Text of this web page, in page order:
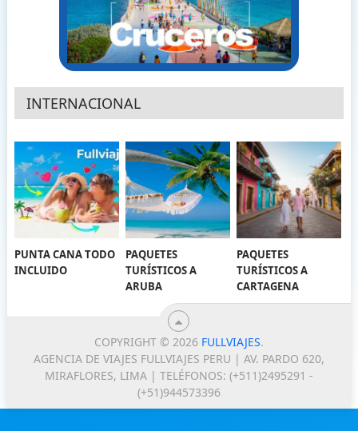
INTERNACIONAL
PUNTA CANA TODO
INCLUIDO
PAQUETES
TURÍSTICOS A
ARUBA
PAQUETES
TURÍSTICOS A
CARTAGENA
COPYRIGHT © 2026 FULLVIAJES.
AGENCIA DE VIAJES FULLVIAJES PERU | AV. PARDO 620,
MIRAFLORES, LIMA | TELÉFONOS: (+511)2495291 -
(+51)944573396